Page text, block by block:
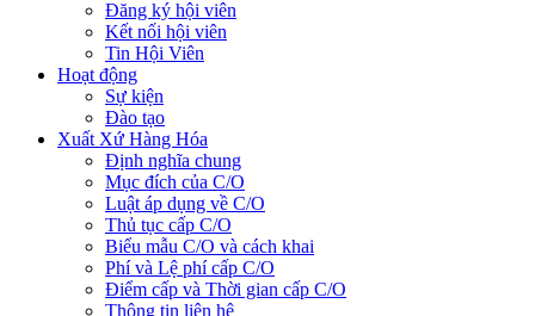
Đăng ký hội viên
Kết nối hội viên
Tin Hội Viên
Hoạt động
Sự kiện
Đào tạo
Xuất Xứ Hàng Hóa
Định nghĩa chung
Mục đích của C/O
Luật áp dụng về C/O
Thủ tục cấp C/O
Biểu mẫu C/O và cách khai
Phí và Lệ phí cấp C/O
Điểm cấp và Thời gian cấp C/O
Thông tin liên hệ